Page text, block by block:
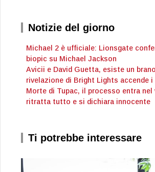
Notizie del giorno
Michael 2 è ufficiale: Lionsgate
biopic su Michael Jackson
Avicii e David Guetta, esiste un
rivelazione di Bright Lights accende i
Morte di Tupac, il processo entra nel
ritratta tutto e si dichiara innocente
Ti potrebbe interessare